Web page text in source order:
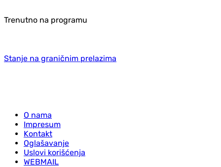
Trenutno na programu
Stanje na graničnim prelazima
O nama
Impresum
Kontakt
Oglašavanje
Uslovi korišćenja
WEBMAIL